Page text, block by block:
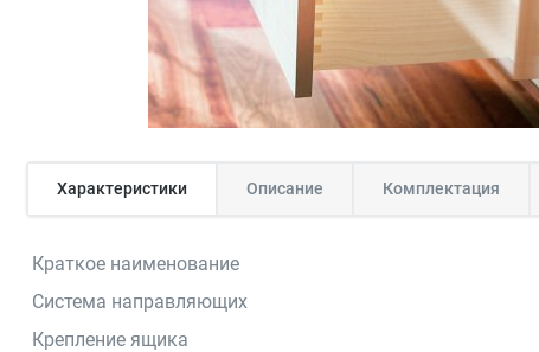
Характеристики Описание Комплектация
Краткое наименование
Система направляющих
Крепление ящика